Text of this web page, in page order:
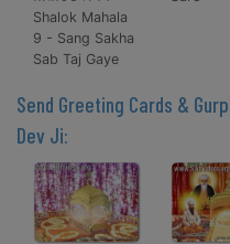
Shalok Mahala
9 - Sang Sakha
Sab Taj Gaye
Send Greeting Cards &
Dev Ji: